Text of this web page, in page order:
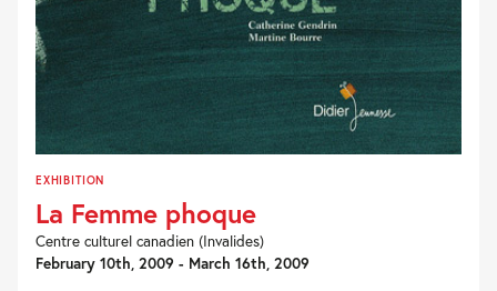
EXHIBITION
La Femme phoque
Centre culturel canadien (Invalides)
February 10th, 2009 - March 16th, 2009